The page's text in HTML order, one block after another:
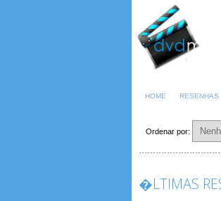
HOME RESENHAS
Ordenar por:
�LTIMAS